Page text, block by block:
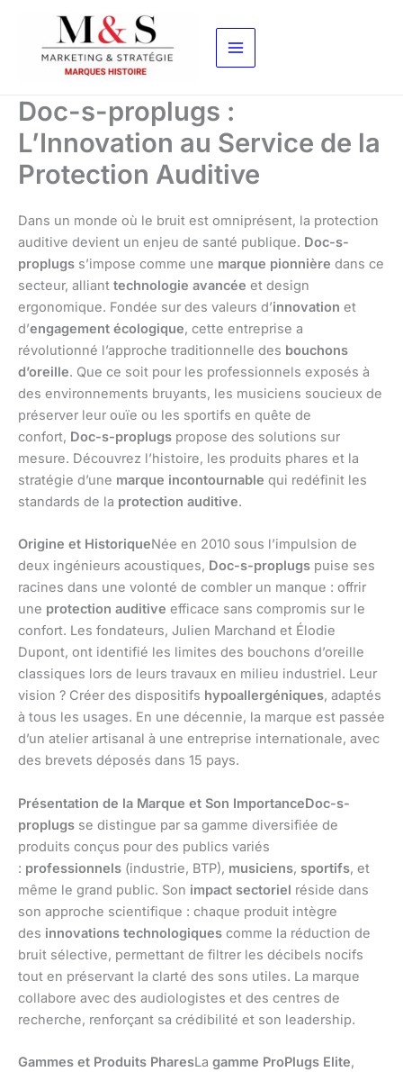
contenu
Doc-s-proplugs :
L’Innovation au Service de la
Protection Auditive
Dans un monde où le bruit est omniprésent, la protection
auditive devient un enjeu de santé publique. Doc-s-
proplugs s’impose comme une marque pionnière dans ce
secteur, alliant technologie avancée et design
ergonomique. Fondée sur des valeurs d’innovation et
d’engagement écologique, cette entreprise a
révolutionné l’approche traditionnelle des bouchons
d’oreille. Que ce soit pour les professionnels exposés à
des environnements bruyants, les musiciens soucieux de
préserver leur ouïe ou les sportifs en quête de
confort, Doc-s-proplugs propose des solutions sur
mesure. Découvrez l’histoire, les produits phares et la
stratégie d’une marque incontournable qui redéfinit les
standards de la protection auditive.
Origine et HistoriqueNée en 2010 sous l’impulsion de
deux ingénieurs acoustiques, Doc-s-proplugs puise ses
racines dans une volonté de combler un manque : offrir
une protection auditive efficace sans compromis sur le
confort. Les fondateurs, Julien Marchand et Élodie
Dupont, ont identifié les limites des bouchons d’oreille
classiques lors de leurs travaux en milieu industriel. Leur
vision ? Créer des dispositifs hypoallergéniques, adaptés
à tous les usages. En une décennie, la marque est passée
d’un atelier artisanal à une entreprise internationale, avec
des brevets déposés dans 15 pays.
Présentation de la Marque et Son ImportanceDoc-s-
proplugs se distingue par sa gamme diversifiée de
produits conçus pour des publics variés
: professionnels (industrie, BTP), musiciens, sportifs, et
même le grand public. Son impact sectoriel réside dans
son approche scientifique : chaque produit intègre
des innovations technologiques comme la réduction de
bruit sélective, permettant de filtrer les décibels nocifs
tout en préservant la clarté des sons utiles. La marque
collabore avec des audiologistes et des centres de
recherche, renforçant sa crédibilité et son leadership.
Gammes et Produits PharesLa gamme ProPlugs Elite,